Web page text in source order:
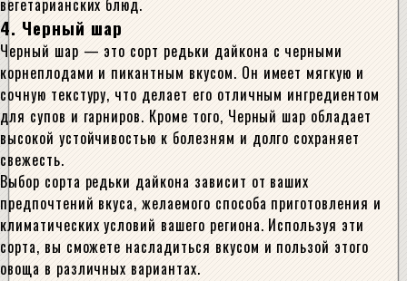
вегетарианских блюд.
4. Черный шар
Черный шар — это сорт редьки дайкона с черными
корнеплодами и пикантным вкусом. Он имеет мягкую и
сочную текстуру, что делает его отличным ингредиентом
для супов и гарниров. Кроме того, Черный шар обладает
высокой устойчивостью к болезням и долго сохраняет
свежесть.
Выбор сорта редьки дайкона зависит от ваших
предпочтений вкуса, желаемого способа приготовления и
климатических условий вашего региона. Используя эти
сорта, вы сможете насладиться вкусом и пользой этого
овоща в различных вариантах.